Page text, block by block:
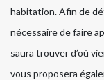
habitation. Afin de
nécessaire de faire
saura trouver d’où
vous proposera